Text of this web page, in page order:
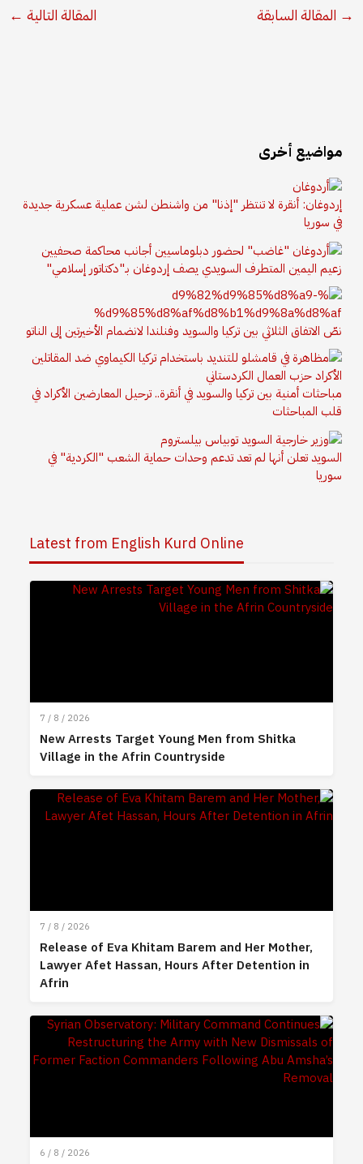
→ المقالة السابقة المقالة التالية ←
مواضيع أخرى
إردوغان: أنقرة لا تنتظر "إذنا" من واشنطن لشن عملية عسكرية جديدة
في سوريا
زعيم اليمين المتطرف السويدي يصف إردوغان بـ"دكتاتور إسلامي"
نصّ الاتفاق الثلاثي بين تركيا والسويد وفنلندا لانضمام الأخيرتين إلى الناتو
مباحثات أمنية بين تركيا والسويد في أنقرة.. ترحيل المعارضين الأكراد في
قلب المباحثات
السويد تعلن أنها لم تعد تدعم وحدات حماية الشعب "الكردية" في
سوريا
Latest from English Kurd Online
7 / 8 / 2026
New Arrests Target Young Men from Shitka
Village in the Afrin Countryside
7 / 8 / 2026
Release of Eva Khitam Barem and Her Mother,
Lawyer Afet Hassan, Hours After Detention in
Afrin
6 / 8 / 2026